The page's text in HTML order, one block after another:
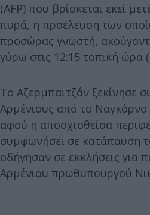
(AFP) που βρίσκεται εκεί
πυρά, η προέλευση των
προσώρας γνωστή,
γύρω στις 12:15 τοπική ώρα
Το Αζερμπαϊτζάν ξεκίνησε
Αρμένιους από το
αφού η αποσχισθείσα
συμφωνήσει σε κατάπαυση
οδήγησαν σε εκκλήσεις για
Αρμένιου πρωθυπουργού